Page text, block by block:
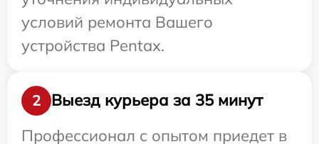
условий ремонта Вашего
устройства Pentax.
2
Выезд курьера за 35 минут
Профессионал с опытом приедет в